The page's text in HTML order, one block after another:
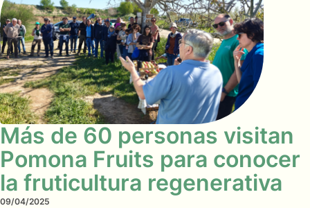
Más de 60 personas visitan
Pomona Fruits para conocer
la fruticultura regenerativa
09/04/2025